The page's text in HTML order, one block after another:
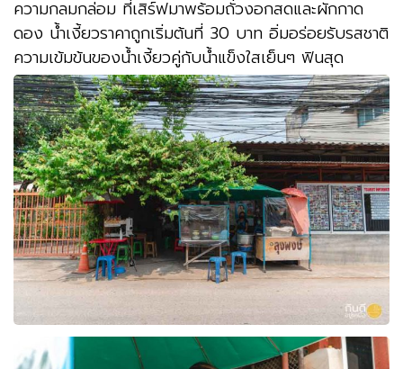
ความกลมกล่อม ที่เสิร์ฟมาพร้อมถั่วงอกสดและผักกาด
ดอง น้ำเงี้ยวราคาถูกเริ่มต้นที่ 30 บาท อิ่มอร่อยรับรสชาติ
ความเข้มข้นของน้ำเงี้ยวคู่กับน้ำแข็งใสเย็นๆ ฟินสุด